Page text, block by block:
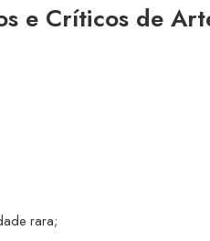
e Críticos de
rara;